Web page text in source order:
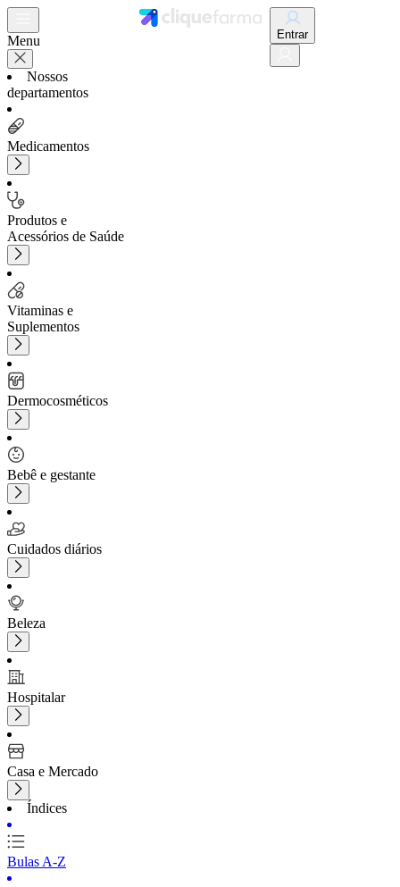
Menu
Nossos
departamentos
Medicamentos
Produtos e
Acessórios de Saúde
Vitaminas e
Suplementos
Dermocosméticos
Bebê e gestante
Cuidados diários
Beleza
Hospitalar
Casa e Mercado
Índices
Bulas A-Z
Entrar